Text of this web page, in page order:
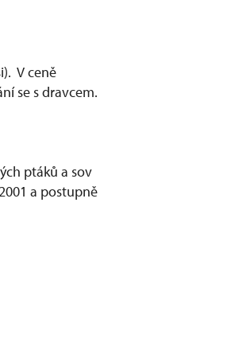
V ceně
se s dravcem.
ptáků a sov
a postupně